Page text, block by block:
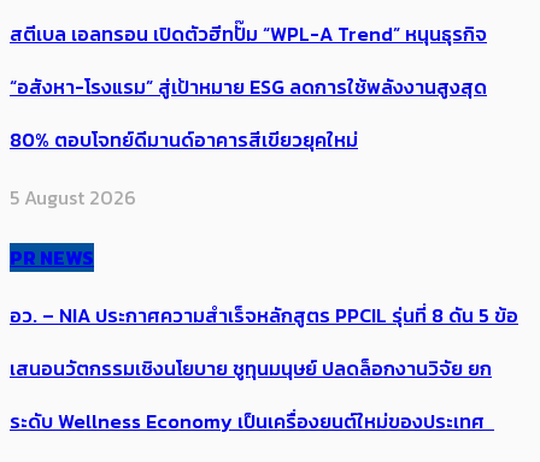
สตีเบล เอลทรอน เปิดตัวฮีทปั๊ม “WPL-A Trend” หนุนธุรกิจ
“อสังหา-โรงแรม” สู่เป้าหมาย ESG ลดการใช้พลังงานสูงสุด
80% ตอบโจทย์ดีมานด์อาคารสีเขียวยุคใหม่
5 August 2026
PR NEWS
อว. – NIA ประกาศความสำเร็จหลักสูตร PPCIL รุ่นที่ 8 ดัน 5 ข้อ
เสนอนวัตกรรมเชิงนโยบาย ชูทุนมนุษย์ ปลดล็อกงานวิจัย ยก
ระดับ Wellness Economy เป็นเครื่องยนต์ใหม่ของประเทศ